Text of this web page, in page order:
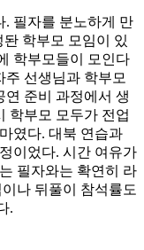
. 필자를 분노하게 만
돤 학부모 모임이 있
학부모들이 모인다
주 선생님과 학부모
연 준비 과정에서 생
학부모 모두가 전업
였다. 대북 연습과
이었다. 시간 여유가
필자와는 확연히 라
나 뒤풀이 참석률도
.